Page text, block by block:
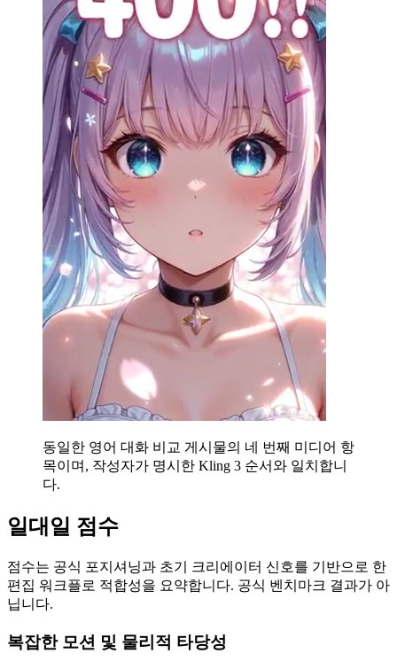
동일한 영어 대화 비교 게시물의 네 번째 미디어 항
목이며, 작성자가 명시한 Kling 3 순서와 일치합니
다.
일대일 점수
점수는 공식 포지셔닝과 초기 크리에이터 신호를 기반으로 한
편집 워크플로 적합성을 요약합니다. 공식 벤치마크 결과가 아
닙니다.
복잡한 모션 및 물리적 타당성